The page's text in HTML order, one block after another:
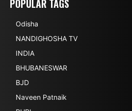
POPULAR TAGS
Odisha
NANDIGHOSHA TV
INDIA
BHUBANESWAR
BJD
Naveen Patnaik